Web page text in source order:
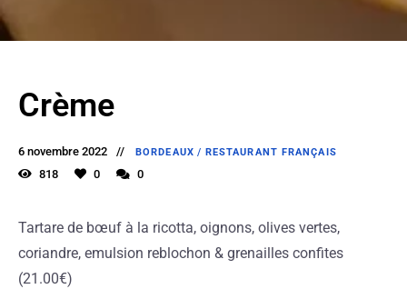
Crème
6 novembre 2022 BORDEAUX / RESTAURANT FRANÇAIS
818 0 0
Tartare de bœuf à la ricotta, oignons, olives vertes,
coriandre, emulsion reblochon & grenailles confites
(21.00€)